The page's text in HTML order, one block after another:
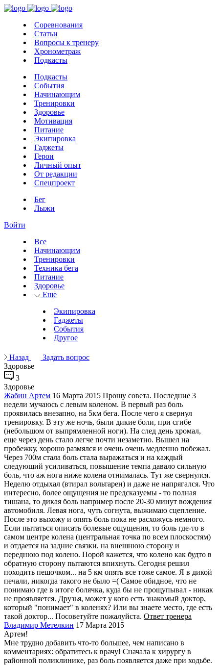
Соревнования
Статьи
Вопросы к тренеру
Хронометраж
Подкасты
Подкасты
События
Начинающим
Тренировки
Здоровье
Мотивация
Питание
Экипировка
Гаджеты
Герои
Личный опыт
От редакции
Спецпроект
Бег
Лыжи
Войти
Все
Начинающим
Тренировки
Техника бега
Питание
Здоровье
Еще
Экипировка
Гаджеты
События
Другое
Назад
Задать вопрос
Здоровье
3
Здоровье
Жабин Артем 16 Марта 2015 Прошу совета. Последние 3
недели мучаюсь с левым коленом. В первый раз боль
проявилась внезапно, на 5км бега. После чего я свернул
тренировку. В эту же ночь, были дикие боли, при сгибе
(небольшом от выпрямленной ноги). На след день хромал,
еще через день стало легче почти незаметно. Вышел на
пробежку, хорошо размялся и очень очень медленно побежал.
Через 700м стала боль стала выражаться и на каждый
следующий усиливаться, повышение темпа давало сильную
боль, что аж нога ниже колена отнималась. Тут же свернулся.
Неделю отдыхал (втирал вольтарен) и даже не напрягался. Что
интересно, более ощущения не предсказуемы - то полная
тишана, то дикая боль например после 20-30 минут вождения
автомобиля. Левая нога, чуть согнута, выжимаю сцепление.
После это выхожу и опять боль пока не расхожусь немного.
Если пытаться описать болевые ощущения, то боль где-то в
самом центре колена (центральная точка по всем плоскостям)
и отдается на задние связки, на внешнюю сторону и
переднюю под колено. Порой кажется, что колено как будто в
обратную сторону пытаются впихнуть. Сегодня решил
походить пешочком... на 5 км опять все тоже самое. Я в дикой
печали, никогда такого не было =( Самое обидное, что не
понимаю где в итоге болячка, куда бы не прощупывал - никак
не проявляется. Друзья, может у кого есть знакомый доктор,
который "понимает" в коленях? Или вы знаете место, где есть
такой доктор... Посоветуйте пожалуйста. Ответ тренера
Владимир Метелкин 17 Марта 2015
Артем!
Мне трудно добавить что-то большее, чем написано в
комментариях: обратитесь к врачу! Сначала к хирургу в
районной поликлинике, раз боль появляется даже при ходьбе.